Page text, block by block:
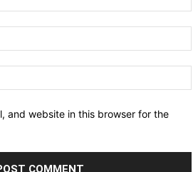
and website in this browser for the